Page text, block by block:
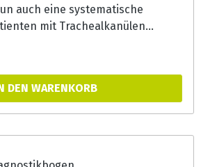
auch eine systematische
mit Trachealkanülen
eine umfängliche
Beobachtungs- und
den Bereichen Kognition,
Atmung, Sekretmanagement,
DEN WARENKORB